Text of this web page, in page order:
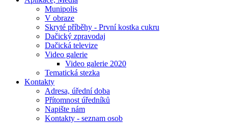
Munipolis
V obraze
Skryté příběhy - První kostka cukru
Dačický zpravodaj
Dačická televize
Video galerie
Video galerie 2020
Tematická stezka
Kontakty
Adresa, úřední doba
Přítomnost úředníků
Napište nám
Kontakty - seznam osob